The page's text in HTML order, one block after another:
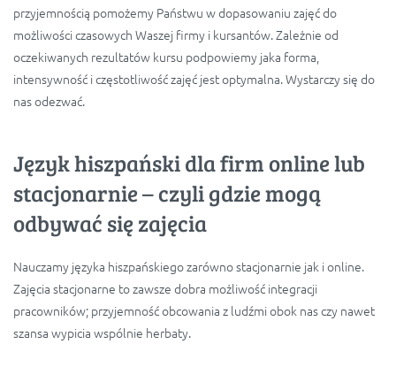
przyjemnością pomożemy Państwu w dopasowaniu zajęć do
możliwości czasowych Waszej firmy i kursantów. Zależnie od
oczekiwanych rezultatów kursu podpowiemy jaka forma,
intensywność i częstotliwość zajęć jest optymalna. Wystarczy się do
nas odezwać.
Język hiszpański dla firm online lub
stacjonarnie – czyli gdzie mogą
odbywać się zajęcia
Nauczamy języka hiszpańskiego zarówno stacjonarnie jak i online.
Zajęcia stacjonarne to zawsze dobra możliwość integracji
pracowników; przyjemność obcowania z ludźmi obok nas czy nawet
szansa wypicia wspólnie herbaty.